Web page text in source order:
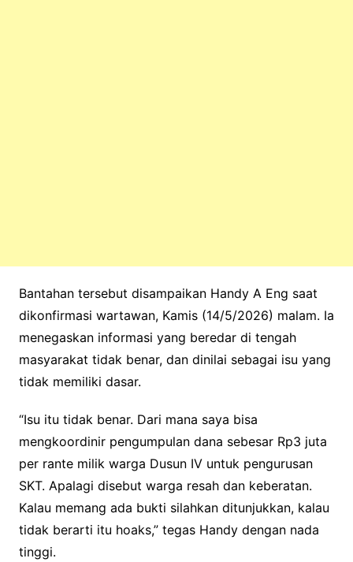
Bantahan tersebut disampaikan Handy A Eng saat
dikonfirmasi wartawan, Kamis (14/5/2026) malam. Ia
menegaskan informasi yang beredar di tengah
masyarakat tidak benar, dan dinilai sebagai isu yang
tidak memiliki dasar.
“Isu itu tidak benar. Dari mana saya bisa
mengkoordinir pengumpulan dana sebesar Rp3 juta
per rante milik warga Dusun IV untuk pengurusan
SKT. Apalagi disebut warga resah dan keberatan.
Kalau memang ada bukti silahkan ditunjukkan, kalau
tidak berarti itu hoaks,” tegas Handy dengan nada
tinggi.